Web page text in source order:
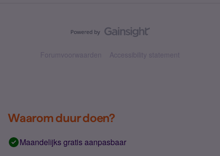
Forumvoorwaarden Accessibility statement
Waarom duur doen?
Maandelijks gratis aanpasbaar